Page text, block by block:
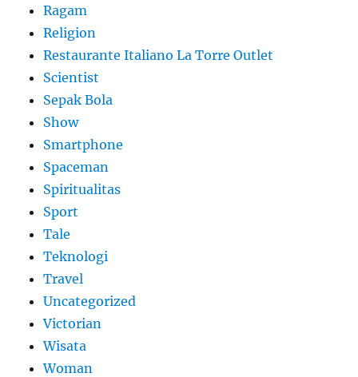
Ragam
Religion
Restaurante Italiano La Torre Outlet
Scientist
Sepak Bola
Show
Smartphone
Spaceman
Spiritualitas
Sport
Tale
Teknologi
Travel
Uncategorized
Victorian
Wisata
Woman